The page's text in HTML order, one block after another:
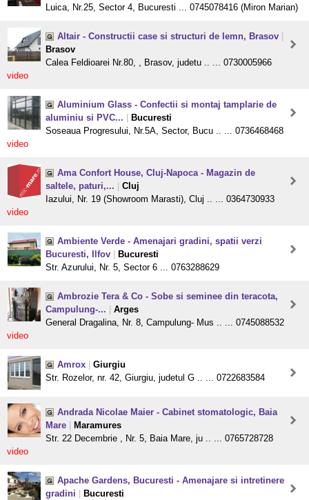
Luica, Nr.25, Sector 4, Bucuresti ... 0745078416 (Miron Marian)
Altair - Constructii case si structuri de lemn, Brasov
Brasov
Calea Feldioarei Nr.80, , Brasov, judetu .. ... 0730005966
video
Aluminium Glass - Confectii si montaj tamplarie de
aluminiu si PVC...
Bucuresti
Soseaua Progresului, Nr.5A, Sector, Bucu .. ... 0736468468
video
Ama Confort House, Cluj-Napoca - Magazin de
saltele, paturi,...
Cluj
Iazului, Nr. 19 (Showroom Marasti), Cluj .. ... 0364730933
video
Ambiente Verde - Amenajari gradini, spatii verzi
Bucuresti, Ilfov
Bucuresti
Str. Azurului, Nr. 5, Sector 6 ... 0763288629
Ambrozie Tera & Co - Sobe si seminee din teracota,
Campulung-...
Arges
General Dragalina, Nr. 8, Campulung- Mus .. ... 0745088532
video
Amrox
Giurgiu
Str. Rozelor, nr. 42, Giurgiu, judetul G .. ... 0722683584
Andrada Nicolae Maier - Cabinet stomatologic, Baia
Mare
Maramures
Str. 22 Decembrie , Nr. 5, Baia Mare, ju .. ... 0765728728
video
Apache Gardens, Bucuresti - Amenajare si intretinere
gradini
Bucuresti